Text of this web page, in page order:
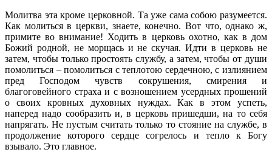
Молитва эта кроме церковной. Та уже сама собою разумеется.
Как молиться в церкви, знаете, конечно. Вот что, однако ж,
примите во внимание! Ходить в церковь охотно, как в дом
Божий родной, не морщась и не скучая. Идти в церковь не
затем, чтобы только простоять службу, а затем, чтобы от души
помолиться – помолиться с теплотою сердечною, с излиянием
пред Господом чувств сокрушения, смирения и
благоговейного страха и с возношением усердных прошений
о своих кровных духовных нуждах. Как в этом успеть,
наперед надо сообразить и, в церковь пришедши, на то себя
напрягать. Не пустым считать только то стояние на службе, в
продолжение которого сердце согрелось и тепло к Богу
взывало. Это главное.